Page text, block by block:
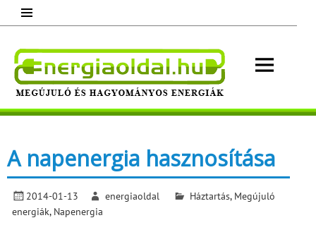
content
Megújuló és hagyományos energiák.
A napenergia hasznosítása
2014-01-13 energiaoldal Háztartás, Megújuló
energiák, Napenergia